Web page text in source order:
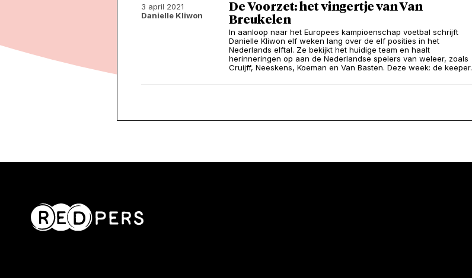
3 april 2021
Danielle Kliwon
De Voorzet: het vingertje van Van
Breukelen
In aanloop naar het Europees kampioenschap voetbal schrijft
Danielle Kliwon elf weken lang over de elf posities in het
Nederlands elftal. Ze bekijkt het huidige team en haalt
herinneringen op aan de Nederlandse spelers van weleer, zoals
Cruijff, Neeskens, Koeman en Van Basten. Deze week: de keeper.